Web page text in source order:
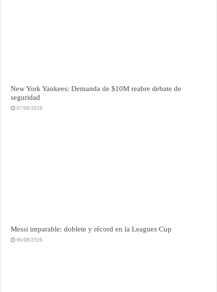
New York Yankees: Demanda de $10M reabre debate de
seguridad
07/08/2026
Messi imparable: doblete y récord en la Leagues Cup
06/08/2026